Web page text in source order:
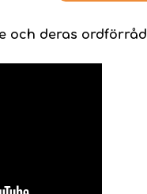
och deras ordförråd